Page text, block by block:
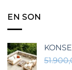
EN SON